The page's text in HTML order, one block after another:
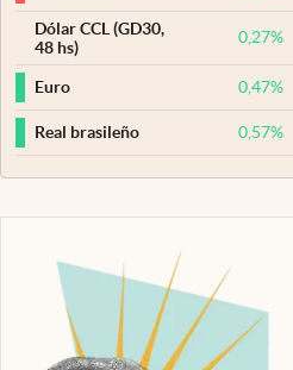
Dólar CCL (GD30,
48 hs)
0,27%
Euro 0,47%
Real brasileño 0,57%